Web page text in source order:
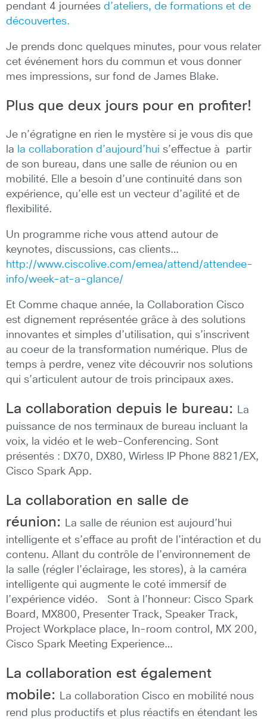
pendant 4 journées d’ateliers, de formations et de
découvertes.
Je prends donc quelques minutes, pour vous relater
cet événement hors du commun et vous donner
mes impressions, sur fond de James Blake.
Plus que deux jours pour en profiter!
Je n’égratigne en rien le mystère si je vous dis que
la la collaboration d’aujourd’hui s’effectue à partir
de son bureau, dans une salle de réunion ou en
mobilité. Elle a besoin d’une continuité dans son
expérience, qu’elle est un vecteur d’agilité et de
flexibilité.
Un programme riche vous attend autour de
keynotes, discussions, cas clients…
http://www.ciscolive.com/emea/attend/attendee-
info/week-at-a-glance/
Et Comme chaque année, la Collaboration Cisco
est dignement représentée grâce à des solutions
innovantes et simples d’utilisation, qui s’inscrivent
au coeur de la transformation numérique. Plus de
temps à perdre, venez vite découvrir nos solutions
qui s’articulent autour de trois principaux axes.
La collaboration depuis le bureau:
La
puissance de nos terminaux de bureau incluant la
voix, la vidéo et le web-Conferencing. Sont
présentés : DX70, DX80, Wirless IP Phone 8821/EX,
Cisco Spark App.
La collaboration en salle de
réunion:
La salle de réunion est aujourd’hui
intelligente et s’efface au profit de l’intéraction et du
contenu. Allant du contrôle de l’environnement de
la salle (régler l’éclairage, les stores), à la caméra
intelligente qui augmente le coté immersif de
l’expérience vidéo. Sont à l’honneur: Cisco Spark
Board, MX800, Presenter Track, Speaker Track,
Project Workplace place, In-room control, MX 200,
Cisco Spark Meeting Experience…
La collaboration est également
mobile:
La collaboration Cisco en mobilité nous
rend plus productifs et plus réactifs en étendant les